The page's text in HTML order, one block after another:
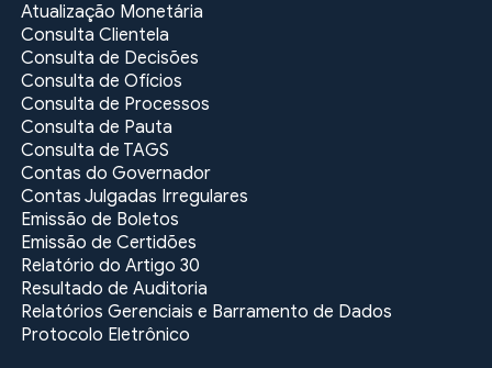
Atualização Monetária
Consulta Clientela
Consulta de Decisões
Consulta de Ofícios
Consulta de Processos
Consulta de Pauta
Consulta de TAGS
Contas do Governador
Contas Julgadas Irregulares
Emissão de Boletos
Emissão de Certidões
Relatório do Artigo 30
Resultado de Auditoria
Relatórios Gerenciais e Barramento de Dados
Protocolo Eletrônico